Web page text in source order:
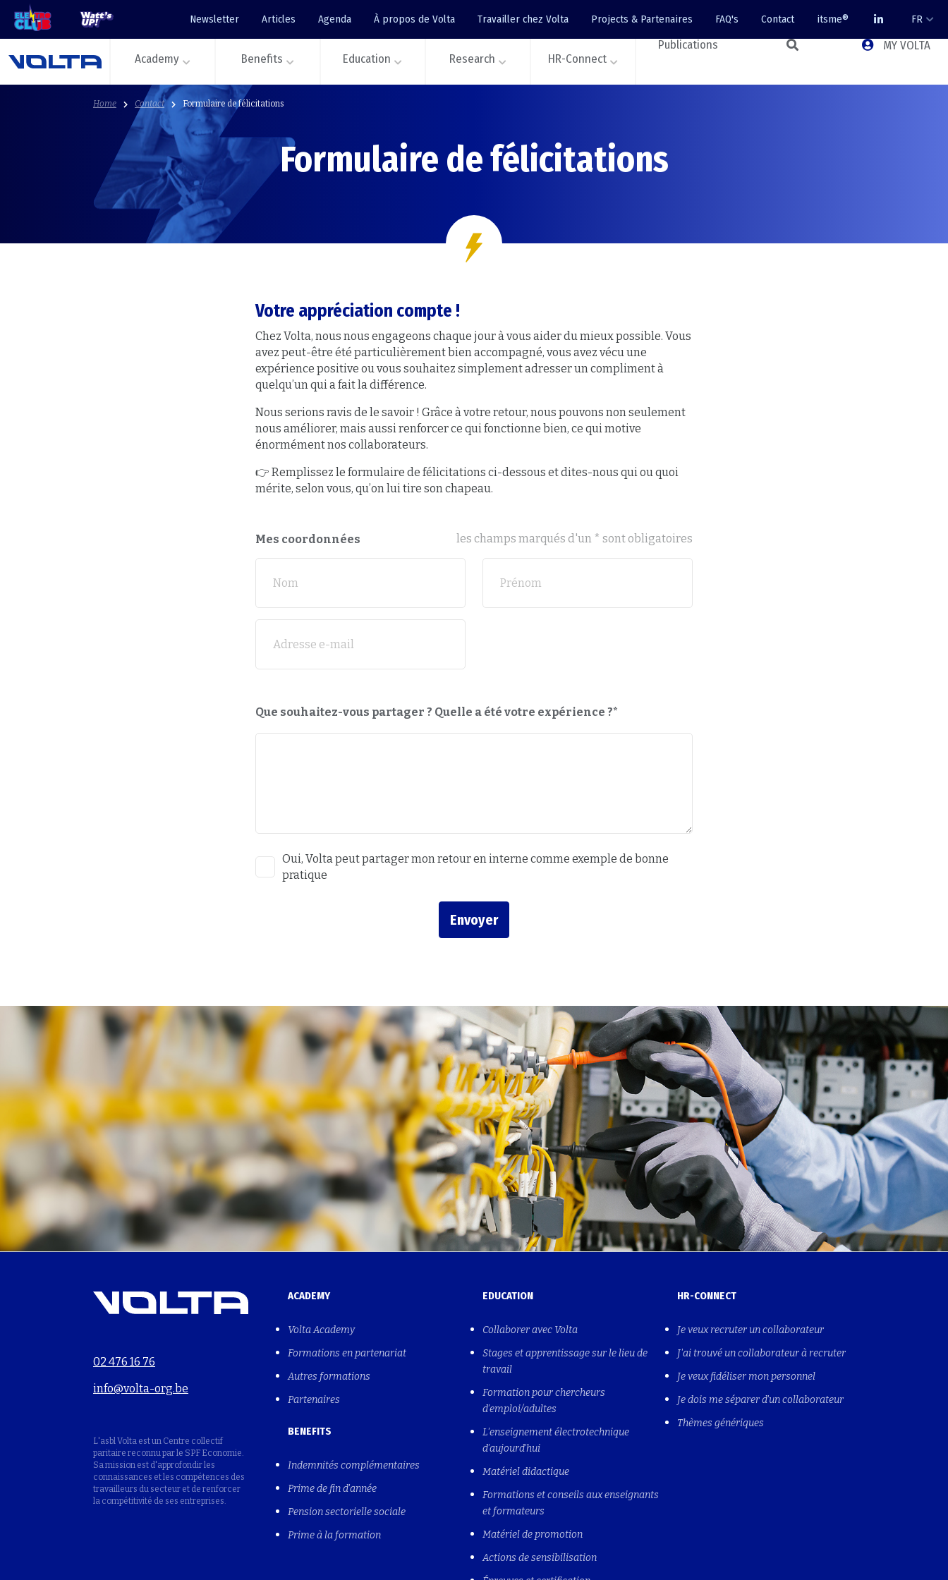
Newsletter Articles Agenda À propos de Volta Travailler chez Volta Projects & Partenaires FAQ's Contact itsme® FR
Academy Benefits Education Research HR-Connect
Publications MY VOLTA
Home Contact Formulaire de félicitations
Formulaire de félicitations
Votre appréciation compte !
Chez Volta, nous nous engageons chaque jour à vous aider du mieux possible. Vous
avez peut-être été particulièrement bien accompagné, vous avez vécu une
expérience positive ou vous souhaitez simplement adresser un compliment à
quelqu’un qui a fait la différence.
Nous serions ravis de le savoir ! Grâce à votre retour, nous pouvons non seulement
nous améliorer, mais aussi renforcer ce qui fonctionne bien, ce qui motive
énormément nos collaborateurs.
👉 Remplissez le formulaire de félicitations ci-dessous et dites-nous qui ou quoi
mérite, selon vous, qu’on lui tire son chapeau.
Mes coordonnées les champs marqués d'un * sont obligatoires
Nom Prénom
Adresse e-mail
Que souhaitez-vous partager ? Quelle a été votre expérience ?*
Oui, Volta peut partager mon retour en interne comme exemple de bonne
pratique
Envoyer
02 476 16 76
info@volta-org.be
L'asbl Volta est un Centre collectif
paritaire reconnu par le SPF Economie.
Sa mission est d'approfondir les
connaissances et les compétences des
travailleurs du secteur et de renforcer
la compétitivité de ses entreprises.
ACADEMY
Volta Academy
Formations en partenariat
Autres formations
Partenaires
BENEFITS
Indemnités complémentaires
Prime de fin d'année
Pension sectorielle sociale
Prime à la formation
EDUCATION
Collaborer avec Volta
Stages et apprentissage sur le lieu de
travail
Formation pour chercheurs
d'emploi/adultes
L'enseignement électrotechnique
d'aujourd'hui
Matériel didactique
Formations et conseils aux enseignants
et formateurs
Matériel de promotion
Actions de sensibilisation
HR-CONNECT
Je veux recruter un collaborateur
J'ai trouvé un collaborateur à recruter
Je veux fidéliser mon personnel
Je dois me séparer d'un collaborateur
Thèmes génériques